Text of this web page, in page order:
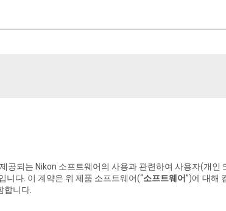
공되는 Nikon 소프트웨어의 사용과 관련하여 사용자(개인
니다. 이 계약은 위 제품 소프트웨어(“소프트웨어”)에 대해
합니다.